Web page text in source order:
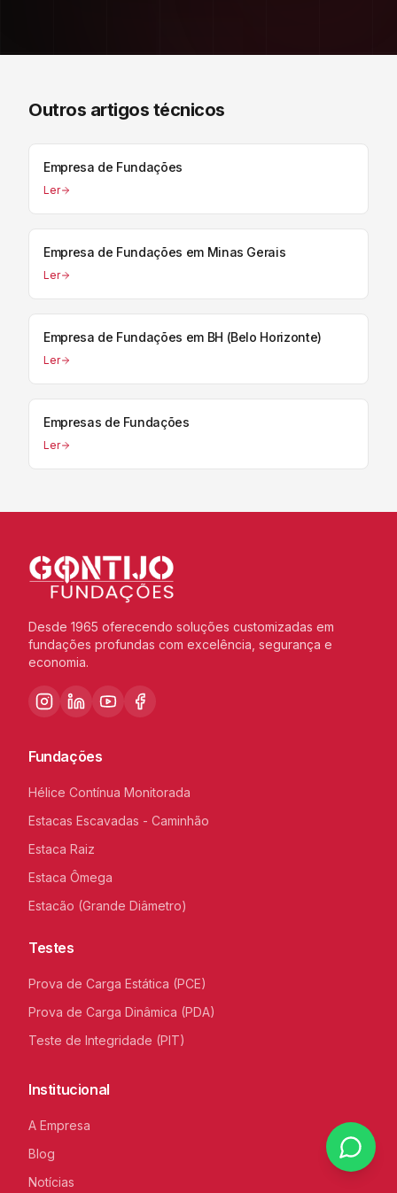
Outros artigos técnicos
Empresa de Fundações
Ler
Empresa de Fundações em Minas Gerais
Ler
Empresa de Fundações em BH (Belo Horizonte)
Ler
Empresas de Fundações
Ler
Desde 1965 oferecendo soluções customizadas em
fundações profundas com excelência, segurança e
economia.
Fundações
Hélice Contínua Monitorada
Estacas Escavadas - Caminhão
Estaca Raiz
Estaca Ômega
Estacão (Grande Diâmetro)
Testes
Prova de Carga Estática (PCE)
Prova de Carga Dinâmica (PDA)
Teste de Integridade (PIT)
Institucional
A Empresa
Blog
Notícias